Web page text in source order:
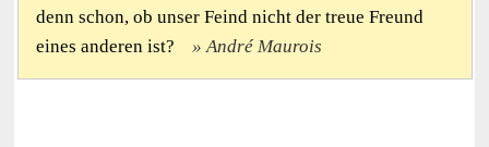
denn schon, ob unser Feind nicht der treue Freund
eines anderen ist?
André Maurois